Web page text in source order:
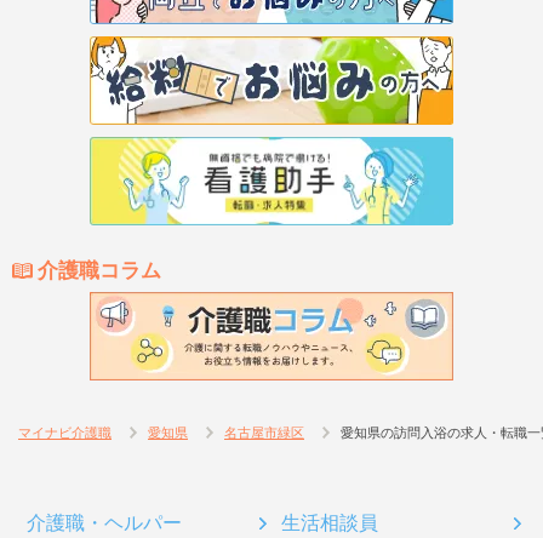
介護職コラム
マイナビ介護職 愛知県 名古屋市緑区 愛知県の訪問入浴の求人・転職一
介護職・ヘルパー 生活相談員